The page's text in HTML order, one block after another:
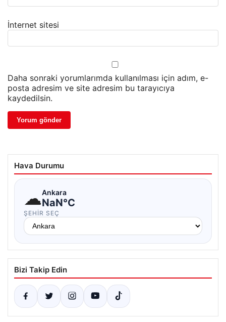
İnternet sitesi
Daha sonraki yorumlarımda kullanılması için adım, e-
posta adresim ve site adresim bu tarayıcıya
kaydedilsin.
Hava Durumu
☁Ankara
NaN°C
ŞEHIR SEÇ
Bizi Takip Edin